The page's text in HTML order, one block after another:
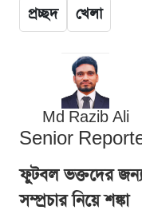
প্রচ্ছদ খেলা
Md Razib Ali
Senior
ফুটবল ভক্তদের জন্য
সম্প্রচার নিয়ে শঙ্কা